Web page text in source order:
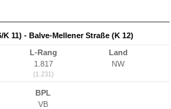
11) - Balve-Mellener Straße (K 12)
L-Rang
1.817
(1.231)
Land
NW
BPL
VB